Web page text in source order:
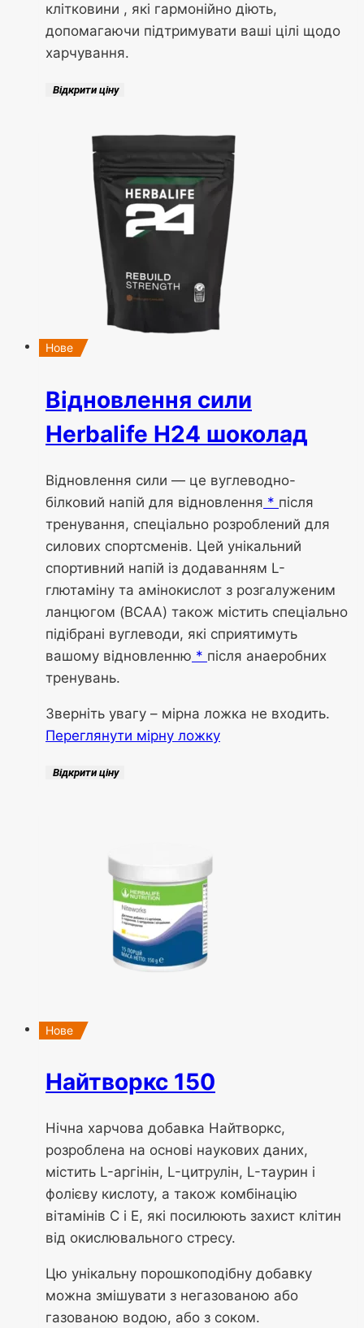
клітковини , які гармонійно діють,
допомагаючи підтримувати ваші цілі щодо
харчування.
Відкрити ціну
Нове
Відновлення сили
Herbalife H24 шоколад
Відновлення сили — це вуглеводно-
білковий напій для відновлення * після
тренування, спеціально розроблений для
силових спортсменів. Цей унікальний
спортивний напій із додаванням L-
глютаміну та амінокислот з розгалуженим
ланцюгом (BCAA) також містить спеціально
підібрані вуглеводи, які сприятимуть
вашому відновленню * після анаеробних
тренувань.
Зверніть увагу – мірна ложка не входить.
Переглянути мірну ложку
Відкрити ціну
Нове
Найтворкс 150
Нічна харчова добавка Найтворкс,
розроблена на основі наукових даних,
містить L-аргінін, L-цитрулін, L-таурин і
фолієву кислоту, а також комбінацію
вітамінів C і E, які посилюють захист клітин
від окислювального стресу.
Цю унікальну порошкоподібну добавку
можна змішувати з негазованою або
газованою водою, або з соком.